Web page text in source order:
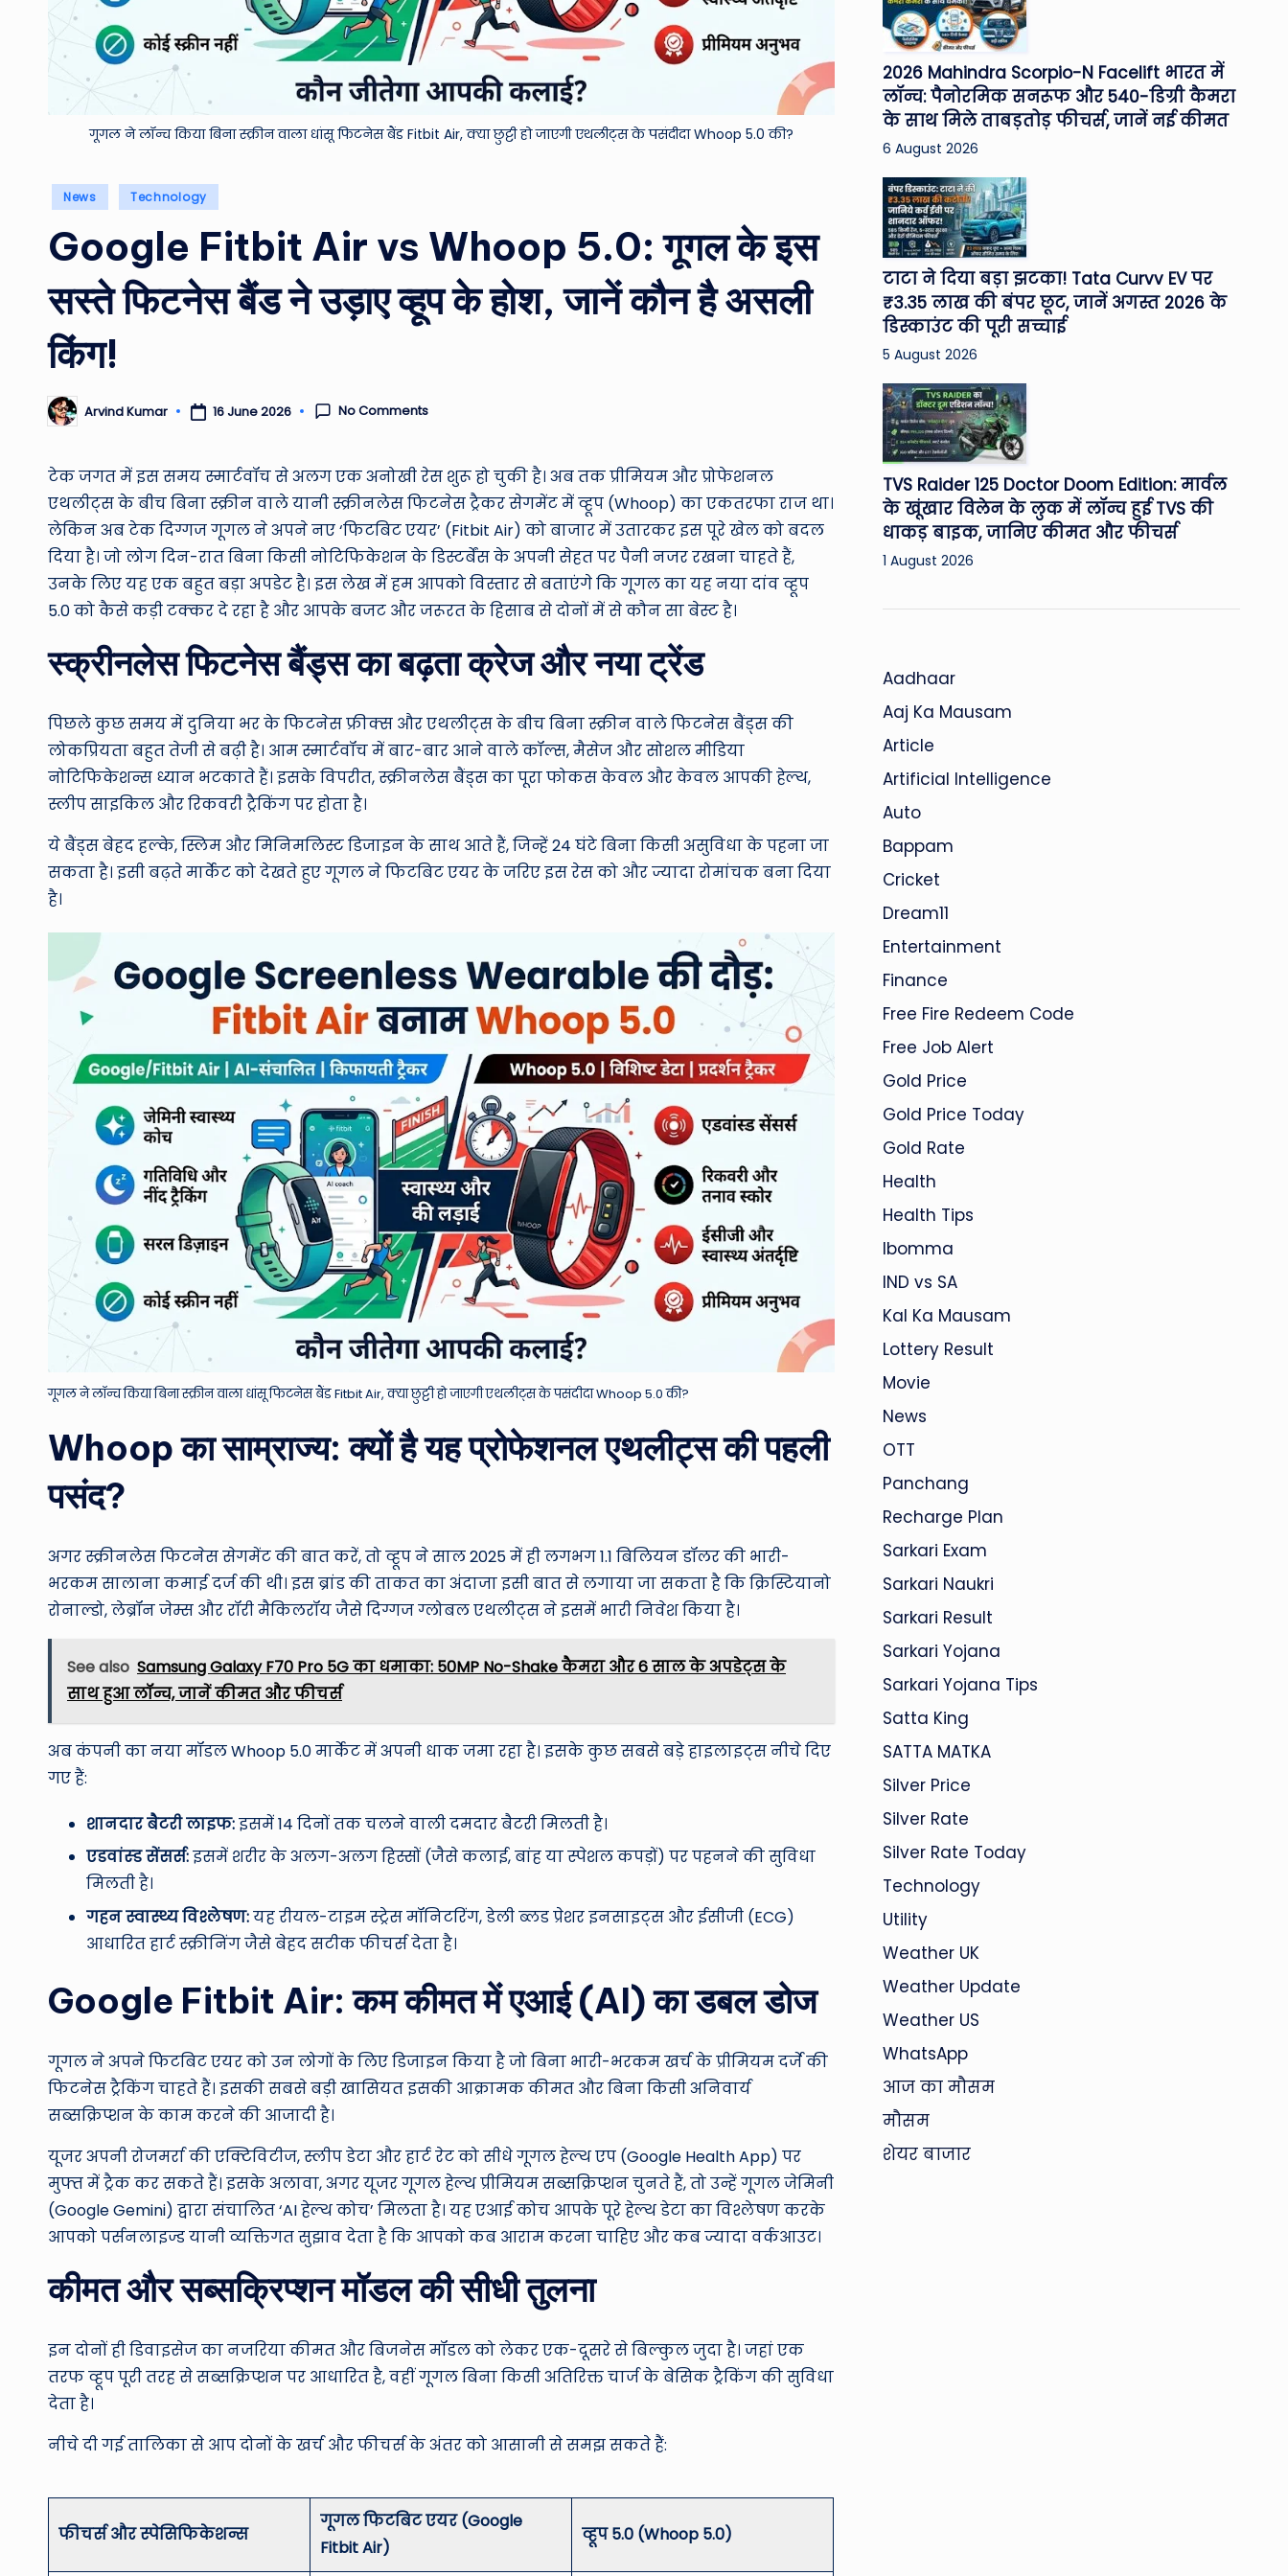
&
M
vi
N
e
w
u
n
d
T
e
W
o
rl
d
गूगल ने लॉन्च किया बिना स्क्रीन वाला धांसू फिटनेस बैंड Fitbit Air, क्या छुट्टी हो जाएगी एथलीट्स के पसंदीदा Whoop 5.0 की?
Posted
News Technology
Google Fitbit Air vs Whoop 5.0: गूगल के इस
सस्ते फिटनेस बैंड ने उड़ाए व्हूप के होश, जानें कौन है असली
किंग!
Posted
by
Arvind Kumar 16 June 2026 No Comments
टेक जगत में इस समय स्मार्टवॉच से अलग एक अनोखी रेस शुरू हो चुकी है। अब तक प्रीमियम और प्रोफेशनल
एथलीट्स के बीच बिना स्क्रीन वाले यानी स्क्रीनलेस फिटनेस ट्रैकर सेगमेंट में व्हूप (Whoop) का एकतरफा राज था।
लेकिन अब टेक दिग्गज गूगल ने अपने नए ‘फिटबिट एयर’ (Fitbit Air) को बाजार में उतारकर इस पूरे खेल को बदल
दिया है। जो लोग दिन-रात बिना किसी नोटिफिकेशन के डिस्टर्बेंस के अपनी सेहत पर पैनी नजर रखना चाहते हैं,
उनके लिए यह एक बहुत बड़ा अपडेट है। इस लेख में हम आपको विस्तार से बताएंगे कि गूगल का यह नया दांव व्हूप
5.0 को कैसे कड़ी टक्कर दे रहा है और आपके बजट और जरूरत के हिसाब से दोनों में से कौन सा बेस्ट है।
स्क्रीनलेस फिटनेस बैंड्स का बढ़ता क्रेज और नया ट्रेंड
पिछले कुछ समय में दुनिया भर के फिटनेस फ्रीक्स और एथलीट्स के बीच बिना स्क्रीन वाले फिटनेस बैंड्स की
लोकप्रियता बहुत तेजी से बढ़ी है। आम स्मार्टवॉच में बार-बार आने वाले कॉल्स, मैसेज और सोशल मीडिया
नोटिफिकेशन्स ध्यान भटकाते हैं। इसके विपरीत, स्क्रीनलेस बैंड्स का पूरा फोकस केवल और केवल आपकी हेल्थ,
स्लीप साइकिल और रिकवरी ट्रैकिंग पर होता है।
ये बैंड्स बेहद हल्के, स्लिम और मिनिमलिस्ट डिजाइन के साथ आते हैं, जिन्हें 24 घंटे बिना किसी असुविधा के पहना जा
सकता है। इसी बढ़ते मार्केट को देखते हुए गूगल ने फिटबिट एयर के जरिए इस रेस को और ज्यादा रोमांचक बना दिया
है।
गूगल ने लॉन्च किया बिना स्क्रीन वाला धांसू फिटनेस बैंड Fitbit Air, क्या छुट्टी हो जाएगी एथलीट्स के पसंदीदा Whoop 5.0 की?
Whoop का साम्राज्य: क्यों है यह प्रोफेशनल एथलीट्स की पहली
पसंद?
अगर स्क्रीनलेस फिटनेस सेगमेंट की बात करें, तो व्हूप ने साल 2025 में ही लगभग 1.1 बिलियन डॉलर की भारी-
भरकम सालाना कमाई दर्ज की थी। इस ब्रांड की ताकत का अंदाजा इसी बात से लगाया जा सकता है कि क्रिस्टियानो
रोनाल्डो, लेब्रॉन जेम्स और रॉरी मैकिलरॉय जैसे दिग्गज ग्लोबल एथलीट्स ने इसमें भारी निवेश किया है।
See also Samsung Galaxy F70 Pro 5G का धमाका: 50MP No-Shake कैमरा और 6 साल के अपडेट्स के
साथ हुआ लॉन्च, जानें कीमत और फीचर्स
अब कंपनी का नया मॉडल Whoop 5.0 मार्केट में अपनी धाक जमा रहा है। इसके कुछ सबसे बड़े हाइलाइट्स नीचे दिए
गए हैं:
शानदार बैटरी लाइफ:इसमें 14 दिनों तक चलने वाली दमदार बैटरी मिलती है।
एडवांस्ड सेंसर्स:इसमें शरीर के अलग-अलग हिस्सों (जैसे कलाई, बांह या स्पेशल कपड़ों) पर पहनने की सुविधा
मिलती है।
गहन स्वास्थ्य विश्लेषण:यह रीयल-टाइम स्ट्रेस मॉनिटरिंग, डेली ब्लड प्रेशर इनसाइट्स और ईसीजी (ECG)
आधारित हार्ट स्क्रीनिंग जैसे बेहद सटीक फीचर्स देता है।
Google Fitbit Air: कम कीमत में एआई (AI) का डबल डोज
गूगल ने अपने फिटबिट एयर को उन लोगों के लिए डिजाइन किया है जो बिना भारी-भरकम खर्च के प्रीमियम दर्जे की
फिटनेस ट्रैकिंग चाहते हैं। इसकी सबसे बड़ी खासियत इसकी आक्रामक कीमत और बिना किसी अनिवार्य
सब्सक्रिप्शन के काम करने की आजादी है।
यूजर अपनी रोजमर्रा की एक्टिविटीज, स्लीप डेटा और हार्ट रेट को सीधे गूगल हेल्थ एप (Google Health App) पर
मुफ्त में ट्रैक कर सकते हैं। इसके अलावा, अगर यूजर गूगल हेल्थ प्रीमियम सब्सक्रिप्शन चुनते हैं, तो उन्हें गूगल जेमिनी
(Google Gemini) द्वारा संचालित ‘AI हेल्थ कोच’ मिलता है। यह एआई कोच आपके पूरे हेल्थ डेटा का विश्लेषण करके
आपको पर्सनलाइज्ड यानी व्यक्तिगत सुझाव देता है कि आपको कब आराम करना चाहिए और कब ज्यादा वर्कआउट।
कीमत और सब्सक्रिप्शन मॉडल की सीधी तुलना
इन दोनों ही डिवाइसेज का नजरिया कीमत और बिजनेस मॉडल को लेकर एक-दूसरे से बिल्कुल जुदा है। जहां एक
तरफ व्हूप पूरी तरह से सब्सक्रिप्शन पर आधारित है, वहीं गूगल बिना किसी अतिरिक्त चार्ज के बेसिक ट्रैकिंग की सुविधा
देता है।
नीचे दी गई तालिका से आप दोनों के खर्च और फीचर्स के अंतर को आसानी से समझ सकते हैं:
फीचर्स और स्पेसिफिकेशन्स
गूगल फिटबिट एयर (Google
Fitbit Air)
व्हूप 5.0 (Whoop 5.0)
2026 Mahindra Scorpio-N Facelift भारत में
लॉन्च: पैनोरमिक सनरूफ और 540-डिग्री कैमरा
के साथ मिले ताबड़तोड़ फीचर्स, जानें नई कीमत
6 August 2026
टाटा ने दिया बड़ा झटका! Tata Curvv EV पर
₹3.35 लाख की बंपर छूट, जानें अगस्त 2026 के
डिस्काउंट की पूरी सच्चाई
5 August 2026
TVS Raider 125 Doctor Doom Edition: मार्वल
के खूंखार विलेन के लुक में लॉन्च हुई TVS की
धाकड़ बाइक, जानिए कीमत और फीचर्स
1 August 2026
Aadhaar
Aaj Ka Mausam
Article
Artificial Intelligence
Auto
Bappam
Cricket
Dream11
Entertainment
Finance
Free Fire Redeem Code
Free Job Alert
Gold Price
Gold Price Today
Gold Rate
Health
Health Tips
Ibomma
IND vs SA
Kal Ka Mausam
Lottery Result
Movie
News
OTT
Panchang
Recharge Plan
Sarkari Exam
Sarkari Naukri
Sarkari Result
Sarkari Yojana
Sarkari Yojana Tips
Satta King
SATTA MATKA
Silver Price
Silver Rate
Silver Rate Today
Technology
Utility
Weather UK
Weather Update
Weather US
WhatsApp
आज का मौसम
मौसम
शेयर बाजार